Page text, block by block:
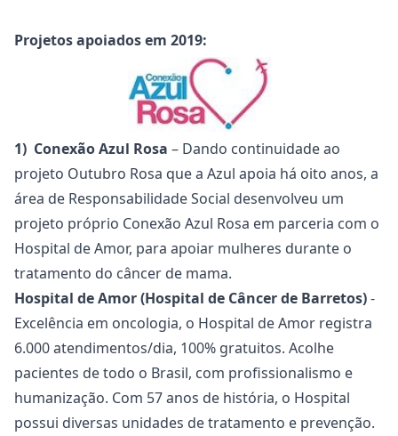
Projetos apoiados em 2019:
1) Conexão Azul Rosa – Dando continuidade ao
projeto Outubro Rosa que a Azul apoia há oito anos, a
área de Responsabilidade Social desenvolveu um
projeto próprio Conexão Azul Rosa em parceria com o
Hospital de Amor, para apoiar mulheres durante o
tratamento do câncer de mama.
Hospital de Amor (Hospital de Câncer de Barretos)-
Excelência em oncologia, o Hospital de Amor registra
6.000 atendimentos/dia, 100% gratuitos. Acolhe
pacientes de todo o Brasil, com profissionalismo e
humanização. Com 57 anos de história, o Hospital
possui diversas unidades de tratamento e prevenção.